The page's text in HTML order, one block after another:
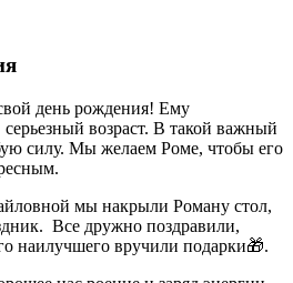
день рождения! Ему
возраст. В такой важный
силу. Мы желаем Роме, чтобы его
мы накрыли Роману стол,
Все дружно поздравили,
наилучшего вручили подарки🎁.